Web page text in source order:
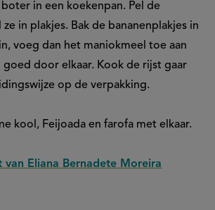
in een koekenpan. Pel de
ze in plakjes. Bak de bananenplakjes in
voeg dan het maniokmeel toe aan
goed door elkaar. Kook de rijst gaar
op de verpakking.
kool, Feijoada en farofa met elkaar.
van Eliana Bernadete Moreira